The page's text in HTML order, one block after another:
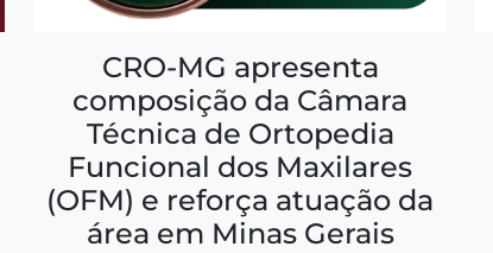
CRO-MG apresenta
composição da Câmara
Técnica de Ortopedia
Funcional dos Maxilares
(OFM) e reforça atuação da
área em Minas Gerais